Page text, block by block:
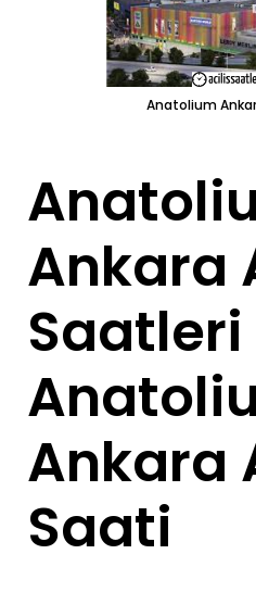
Anatolium
Ankara
Ankara
Saati